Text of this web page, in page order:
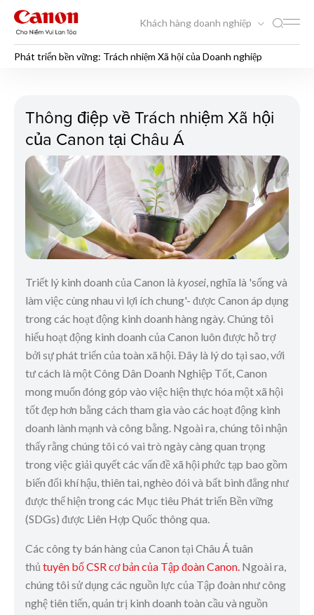
Khách hàng doanh nghiệp
Phát triển bền vững: Trách nhiệm Xã hội của Doanh nghiệp
Phát triển bền vững: Trách
Thông điệp về Trách nhiệm Xã hội
của Canon tại Châu Á
Triết lý kinh doanh của Canon là kyosei, nghĩa là 'sống và
làm việc cùng nhau vì lợi ích chung'- được Canon áp dụng
trong các hoạt động kinh doanh hàng ngày. Chúng tôi
hiểu hoạt động kinh doanh của Canon luôn được hỗ trợ
bởi sự phát triển của toàn xã hội. Đây là lý do tại sao, với
tư cách là một Công Dân Doanh Nghiệp Tốt, Canon
mong muốn đóng góp vào việc hiện thực hóa một xã hội
tốt đẹp hơn bằng cách tham gia vào các hoạt động kinh
doanh lành mạnh và công bằng. Ngoài ra, chúng tôi nhận
thấy rằng chúng tôi có vai trò ngày càng quan trọng
trong việc giải quyết các vấn đề xã hội phức tạp bao gồm
biến đổi khí hậu, thiên tai, nghèo đói và bất bình đẳng như
được thể hiện trong các Mục tiêu Phát triển Bền vững
(SDGs) được Liên Hợp Quốc thông qua.
Các công ty bán hàng của Canon tại Châu Á tuân
thủ tuyên bố CSR cơ bản của Tập đoàn Canon. Ngoài ra,
chúng tôi sử dụng các nguồn lực của Tập đoàn như công
nghệ tiên tiến, quản trị kinh doanh toàn cầu và nguồn